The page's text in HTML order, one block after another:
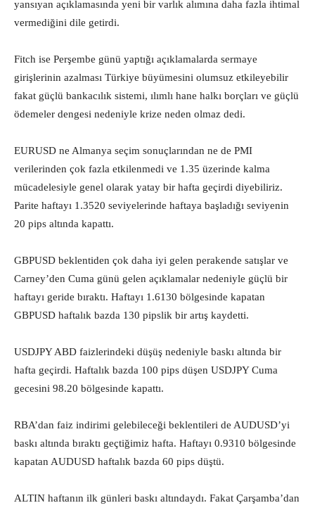
yansıyan açıklamasında yeni bir varlık alımına daha fazla ihtimal
vermediğini dile getirdi.
Fitch ise Perşembe günü yaptığı açıklamalarda sermaye
girişlerinin azalması Türkiye büyümesini olumsuz etkileyebilir
fakat güçlü bankacılık sistemi, ılımlı hane halkı borçları ve güçlü
ödemeler dengesi nedeniyle krize neden olmaz dedi.
EURUSD ne Almanya seçim sonuçlarından ne de PMI
verilerinden çok fazla etkilenmedi ve 1.35 üzerinde kalma
mücadelesiyle genel olarak yatay bir hafta geçirdi diyebiliriz.
Parite haftayı 1.3520 seviyelerinde haftaya başladığı seviyenin
20 pips altında kapattı.
GBPUSD beklentiden çok daha iyi gelen perakende satışlar ve
Carney’den Cuma günü gelen açıklamalar nedeniyle güçlü bir
haftayı geride bıraktı. Haftayı 1.6130 bölgesinde kapatan
GBPUSD haftalık bazda 130 pipslik bir artış kaydetti.
USDJPY ABD faizlerindeki düşüş nedeniyle baskı altında bir
hafta geçirdi. Haftalık bazda 100 pips düşen USDJPY Cuma
gecesini 98.20 bölgesinde kapattı.
RBA’dan faiz indirimi gelebileceği beklentileri de AUDUSD’yi
baskı altında bıraktı geçtiğimiz hafta. Haftayı 0.9310 bölgesinde
kapatan AUDUSD haftalık bazda 60 pips düştü.
ALTIN haftanın ilk günleri baskı altındaydı. Fakat Çarşamba’dan